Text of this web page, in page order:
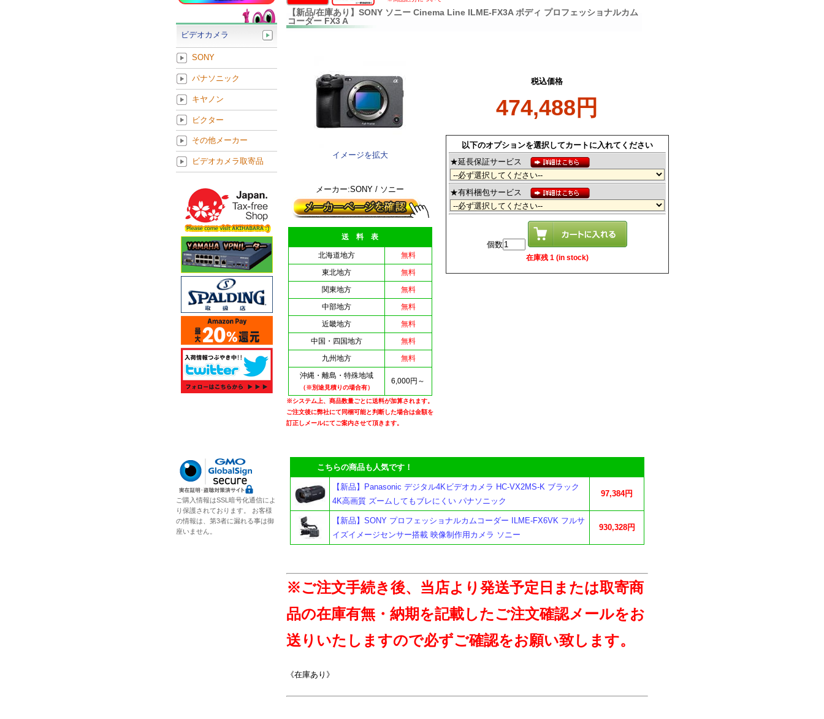
【新品/在庫あり】SONY ソニー Cinema Line ILME-FX3A ボディ プロフェッショナルカム
コーダー FX3 A
イメージを拡大
メーカー:SONY / ソニー
送 料 表
北海道地方
無料
東北地方
無料
関東地方
無料
中部地方
無料
近畿地方
無料
中国・四国地方
無料
九州地方
無料
沖縄・離島・特殊地域
（※別途見積りの場合有）
6,000円～
※システム上、商品数量ごとに送料が加算されます。
ご注文後に弊社にて同梱可能と判断した場合は金額を
訂正しメールにてご案内させて頂きます。
税込価格
474,488円
以下のオプションを選択してカートに入れてください
★延長保証サービス
★有料梱包サービス
個数
在庫残 1 (in stock)
こちらの商品も人気です！
【新品】Panasonic デジタル4Kビデオカメラ HC-VX2MS-K ブラック
4K高画質 ズームしてもブレにくい パナソニック
97,384円
【新品】SONY プロフェッショナルカムコーダー ILME-FX6VK フルサ
イズイメージセンサー搭載 映像制作用カメラ ソニー
930,328円
※ご注文手続き後、当店より発送予定日または取寄商
品の在庫有無・納期を記載したご注文確認メールをお
送りいたしますので必ずご確認をお願い致します。
《在庫あり》
ビデオカメラ
SONY
パナソニック
キヤノン
ビクター
その他メーカー
ビデオカメラ取寄品
ご購入情報はSSL暗号化通信によ
り保護されております。 お客様
の情報は、第3者に漏れる事は御
座いません。